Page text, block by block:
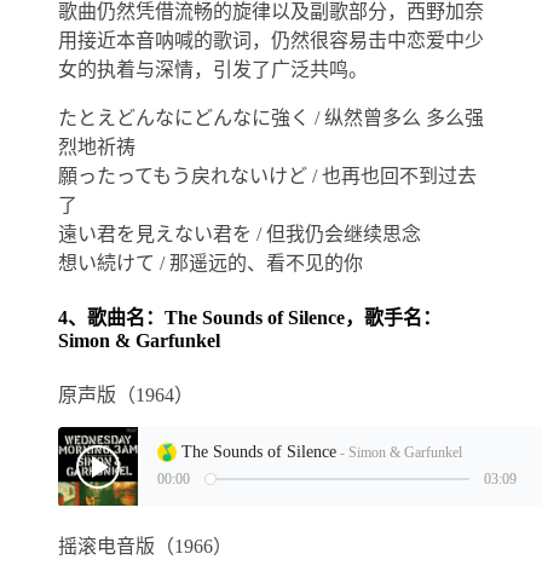
歌曲仍然凭借流畅的旋律以及副歌部分，西野加奈
用接近本音呐喊的歌词，仍然很容易击中恋爱中少
女的执着与深情，引发了广泛共鸣。
たとえどんなにどんなに強く / 纵然曾多么 多么强
烈地祈祷
願ったってもう戻れないけど / 也再也回不到过去
了
遠い君を見えない君を / 但我仍会继续思念
想い続けて / 那遥远的、看不见的你
4、歌曲名：The Sounds of Silence，歌手名：
Simon & Garfunkel
原声版（1964）
摇滚电音版（1966）